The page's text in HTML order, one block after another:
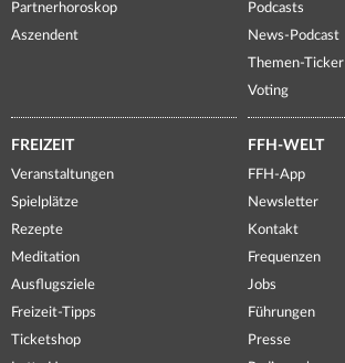
Partnerhoroskop
Aszendent
Podcasts
News-Podcast
Themen-Ticker
Voting
FREIZEIT
Veranstaltungen
Spielplätze
Rezepte
Meditation
Ausflugsziele
Freizeit-Tipps
Ticketshop
FFH-WELT
FFH-App
Newsletter
Kontakt
Frequenzen
Jobs
Führungen
Presse